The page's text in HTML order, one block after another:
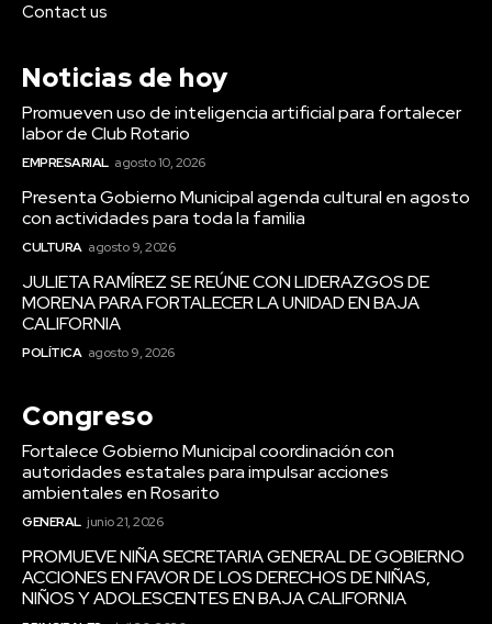
Contact us
Noticias de hoy
Promueven uso de inteligencia artificial para fortalecer
labor de Club Rotario
EMPRESARIAL agosto 10, 2026
Presenta Gobierno Municipal agenda cultural en agosto
con actividades para toda la familia
CULTURA agosto 9, 2026
JULIETA RAMÍREZ SE REÚNE CON LIDERAZGOS DE
MORENA PARA FORTALECER LA UNIDAD EN BAJA
CALIFORNIA
POLÍTICA agosto 9, 2026
Congreso
Fortalece Gobierno Municipal coordinación con
autoridades estatales para impulsar acciones
ambientales en Rosarito
GENERAL junio 21, 2026
PROMUEVE NIÑA SECRETARIA GENERAL DE GOBIERNO
ACCIONES EN FAVOR DE LOS DERECHOS DE NIÑAS,
NIÑOS Y ADOLESCENTES EN BAJA CALIFORNIA